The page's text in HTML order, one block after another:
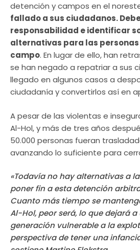
detención y campos en el
fallado a sus ciudadanos.
responsabilidad e identificar
alternativas para las personas
campo. En lugar de ello, han
se han negado a repatriar a sus
llegado en algunos casos a
ciudadanía y convertirlos así en
A pesar de las violentas e
Al-Hol, y más de tres años
50.000 personas fueran
avanzando lo suficiente para
«Todavía no hay alternativas a
poner fin a esta detención
Cuanto más tiempo se
Al-Hol, peor será, lo que dejará
generación vulnerable a la
perspectiva de tener una